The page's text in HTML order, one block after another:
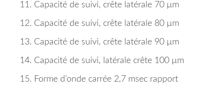
11. Capacité de suivi, crête latérale 70 μm
12. Capacité de suivi, crête latérale 80 μm
13. Capacité de suivi, crête latérale 90 μm
14. Capacité de suivi, latérale crête 100 μm
15. Forme d’onde carrée 2,7 msec rapport